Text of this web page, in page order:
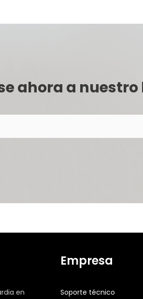
ahora a
en
Empresa
Soporte técnico